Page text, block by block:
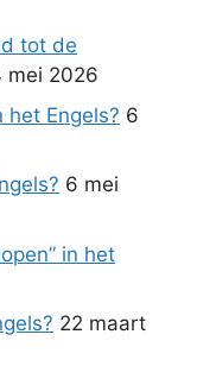
tot de
mei 2026
het Engels? 6
6 mei
in het
22 maart